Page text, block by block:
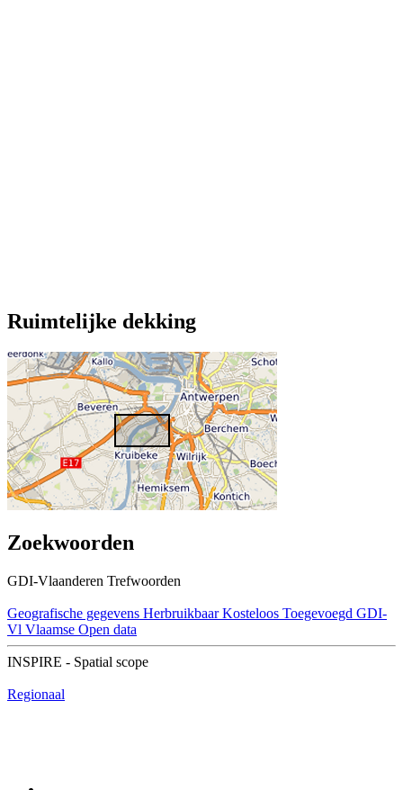
Ruimtelijke dekking
Zoekwoorden
GDI-Vlaanderen Trefwoorden
Geografische gegevens Herbruikbaar Kosteloos Toegevoegd GDI-
Vl Vlaamse Open data
INSPIRE - Spatial scope
Regionaal